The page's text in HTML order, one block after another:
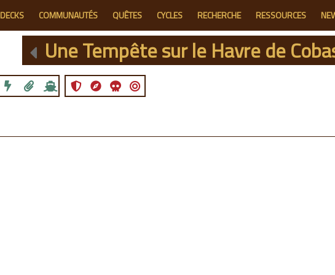
DECKS COMMUNAUTÉS QUÊTES CYCLES RECHERCHE RESSOURCES
Une Tempête sur le Havre de